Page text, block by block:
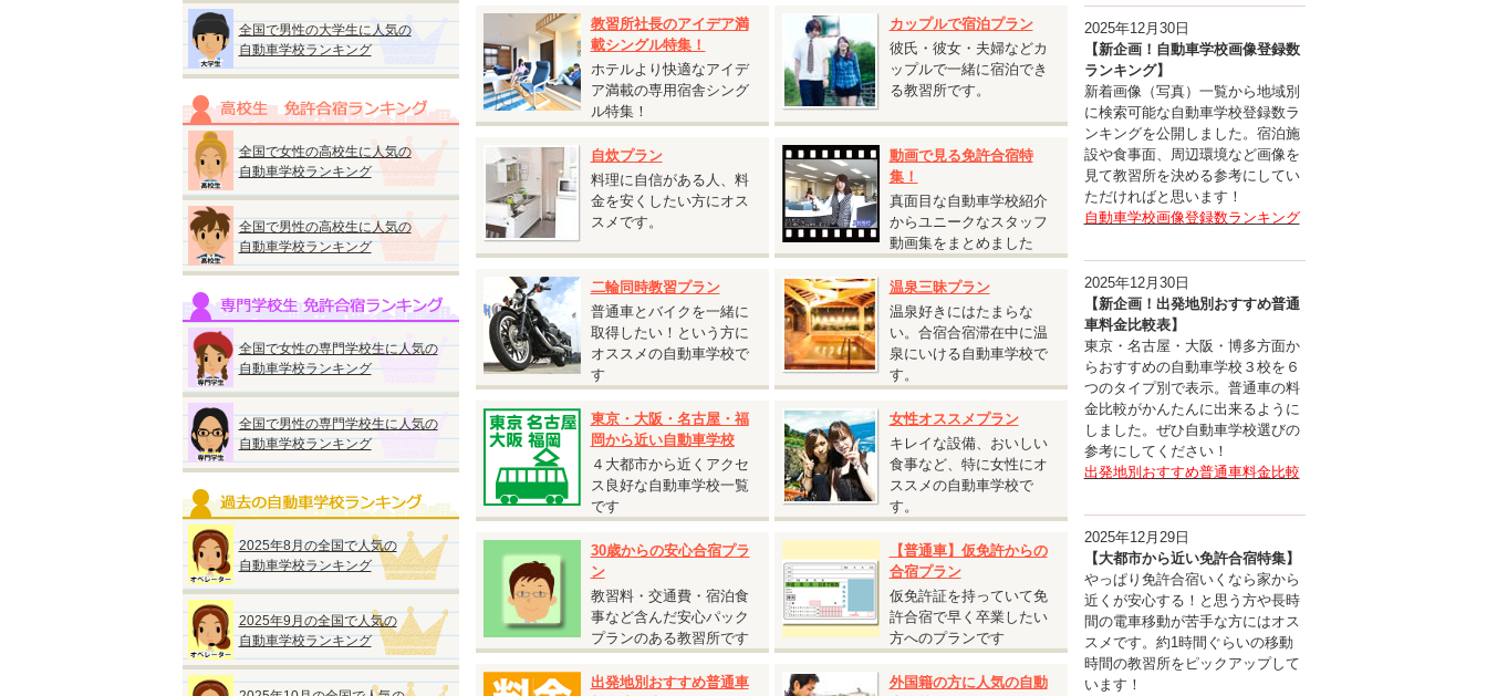
全国で男性の大学生に人気の
自動車学校ランキング
全国で女性の高校生に人気の
自動車学校ランキング
全国で男性の高校生に人気の
自動車学校ランキング
全国で女性の専門学校生に人気の
自動車学校ランキング
全国で男性の専門学校生に人気の
自動車学校ランキング
2025年8月の全国で人気の
自動車学校ランキング
2025年9月の全国で人気の
自動車学校ランキング
2026.07.27
『期間限定割引 普通AT車 5,000円割引キャンペーン』
◆広島県 竹原自動車学校◆
『期間限定割引 普通AT車 5,000円割引キャンペーン』
●受付開始日：2026年7月27日から
入校日：9月13日～10月31日の期間の入校日は
税込5,000円割引！
【女性の方必見！女性割と併用で最大割引あり】
●入校日：9月20日～10月31日の期間の入校は
最大税込15,000円割引！
2026.06.22
『自炊シングルおすすめ入校日』
『自炊シングルおすすめ入校日』
●入校日：9月22日～12月14日の期間内の入校日
■自炊シングル
AT車250,000円（税込275,000円）
MT車290,000円（税込319,000円）
※自動二輪免許所持も同料金となります。
◆仮免許申請交付料金は別途必要です。
2026.05.08
『25歳以下限定 校内宿舎入校日限定キャンペーン！』
◆香川県 かがわ自動車学校◆
教習所社長のアイデア満
載シングル特集！
ホテルより快適なアイデ
ア満載の専用宿舎シング
ル特集！
カップルで宿泊プラン
彼氏・彼女・夫婦などカ
ップルで一緒に宿泊でき
る教習所です。
自炊プラン
料理に自信がある人、料
金を安くしたい方にオス
スメです。
動画で見る免許合宿特
集！
真面目な自動車学校紹介
からユニークなスタッフ
動画集をまとめました
二輪同時教習プラン
普通車とバイクを一緒に
取得したい！という方に
オススメの自動車学校で
す
温泉三昧プラン
温泉好きにはたまらな
い。合宿合宿滞在中に温
泉にいける自動車学校で
す。
東京・大阪・名古屋・福
岡から近い自動車学校
４大都市から近くアクセ
ス良好な自動車学校一覧
です
女性オススメプラン
キレイな設備、おいしい
食事など、特に女性にオ
ススメの自動車学校で
す。
30歳からの安心合宿プラ
ン
教習料・交通費・宿泊食
事など含んだ安心パック
プランのある教習所です
【普通車】仮免許からの
合宿プラン
仮免許証を持っていて免
許合宿で早く卒業したい
方へのプランです
出発地別おすすめ普通車
外国籍の方に人気の自動
2025年12月30日
【新企画！自動車学校画像登録数
ランキング】
新着画像（写真）一覧から地域別
に検索可能な自動車学校登録数ラ
ンキングを公開しました。宿泊施
設や食事面、周辺環境など画像を
見て教習所を決める参考にしてい
ただければと思います！
自動車学校画像登録数ランキング
2025年12月30日
【新企画！出発地別おすすめ普通
車料金比較表】
東京・名古屋・大阪・博多方面か
らおすすめの自動車学校３校を６
つのタイプ別で表示。普通車の料
金比較がかんたんに出来るように
しました。ぜひ自動車学校選びの
参考にしてください！
出発地別おすすめ普通車料金比較
2025年12月29日
【大都市から近い免許合宿特集】
やっぱり免許合宿いくなら家から
近くが安心する！と思う方や長時
間の電車移動が苦手な方にはオス
スメです。約1時間ぐらいの移動
時間の教習所をピックアップして
います！